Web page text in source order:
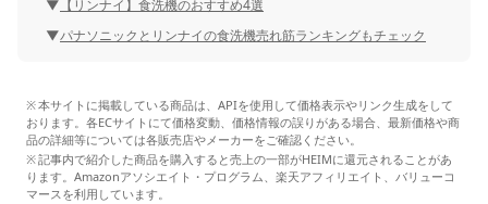
【リンナイ】食洗機のおすすめ4選
パナソニックとリンナイの食洗機売れ筋ランキングもチェック
本サイトに掲載している商品は、APIを使用して価格表示やリンク生成をして
おります。各ECサイトにて価格変動、価格情報の誤りがある場合、最新価格や商
品の詳細等については各販売店やメーカーをご確認ください。
記事内で紹介した商品を購入すると売上の一部がHEIMに還元されることがあ
ります。Amazonアソシエイト・プログラム、楽天アフィリエイト、バリューコ
マースを利用しています。